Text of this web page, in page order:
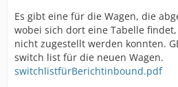
Es gibt eine für die Wagen, die
wobei sich dort eine Tabelle
nicht zugestellt werden konnten.
switch list für die neuen Wagen.
switchlistfürBerichtinbound.pdf